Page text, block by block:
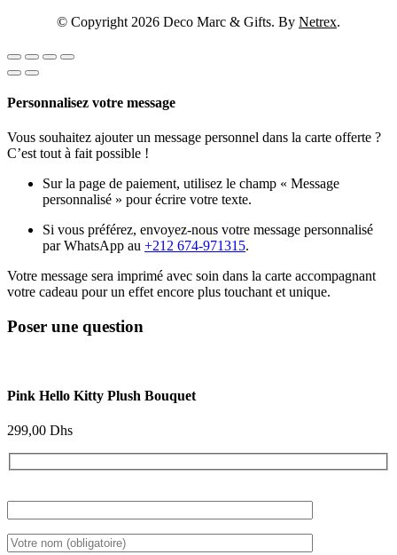
© Copyright 2026 Deco Marc & Gifts. By Netrex.
Personnalisez votre message
Vous souhaitez ajouter un message personnel dans la carte offerte ?
C’est tout à fait possible !
Sur la page de paiement, utilisez le champ « Message
personnalisé » pour écrire votre texte.
Si vous préférez, envoyez-nous votre message personnalisé
par WhatsApp au +212 674-971315.
Votre message sera imprimé avec soin dans la carte accompagnant
votre cadeau pour un effet encore plus touchant et unique.
Poser une question
Pink Hello Kitty Plush Bouquet
299,00 Dhs